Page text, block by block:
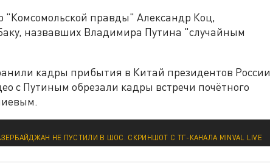
"Комсомольской правды" Александр Коц,
назвавших Владимира Путина "случайным
кадры прибытия в Китай президентов России
с Путиным обрезали кадры встречи почётного
НЕ ПУСТИЛИ В ШОС. СКРИНШОТ С ТГ-КАНАЛА MINVAL LIVE